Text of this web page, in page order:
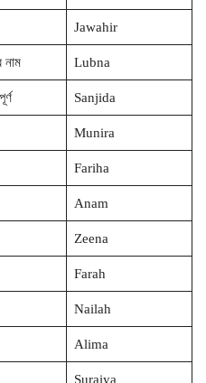
Jawahir
নাম Lubna
Sanjida
Munira
Fariha
Anam
Zeena
Farah
Nailah
Alima
Suraiya